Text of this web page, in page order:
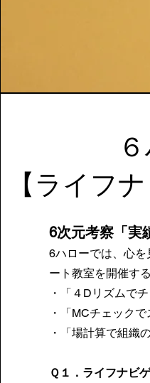
【ライフ
6次元考察 「
6ハローでは、心
ート教室を開催す
・「４Dリズムで
・「MCチェック
・「場計算で組織
Ｑ１．ライフナビ